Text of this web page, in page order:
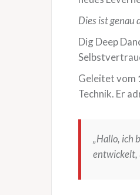
Dies ist genau
Dig Deep
Geleitet vom
Technik. Er
„Hallo, ich
entwickelt,